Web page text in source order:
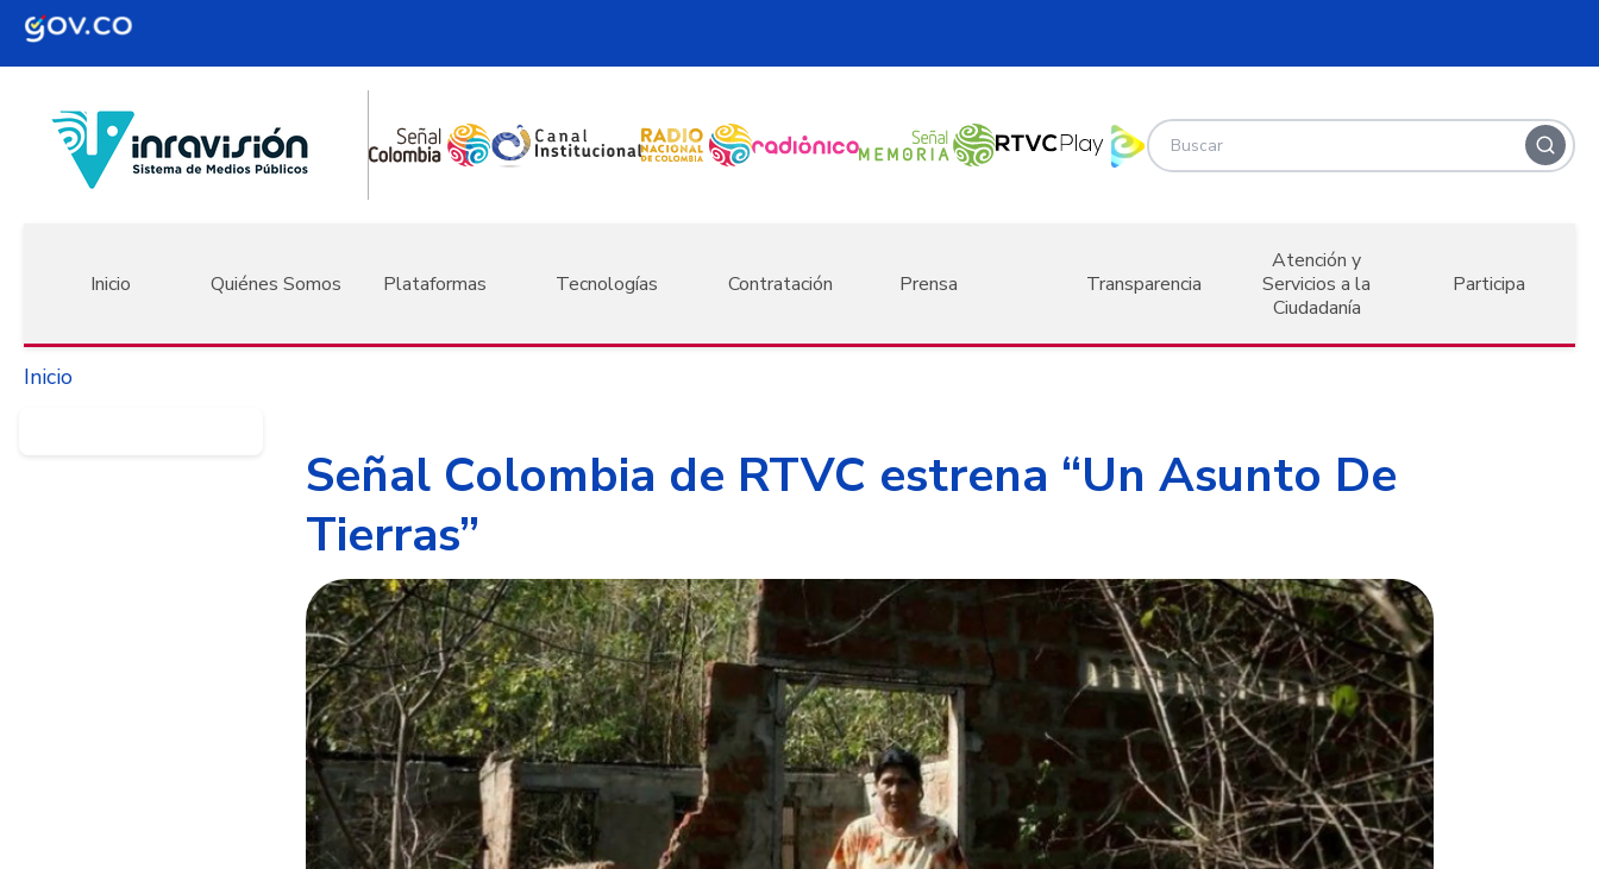
Pasar al contenido principal
Inicio Quiénes Somos Plataformas Tecnologías Contratación Prensa Transparencia
Atención y
Servicios a la
Ciudadanía
Participa
Inicio
Señal Colombia de RTVC estrena “Un Asunto De
Tierras”